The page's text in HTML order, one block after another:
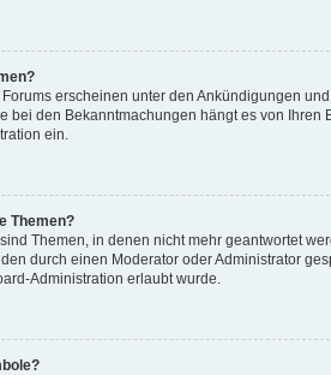
erscheinen unter den Ankündigungen
bei den Bekanntmachungen hängt es von
ein.
Themen?
Themen, in denen nicht mehr geantwortet
durch einen Moderator oder Administrator
Administration erlaubt wurde.